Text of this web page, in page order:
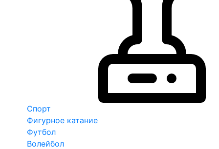
Спорт
Фигурное катание
Футбол
Волейбол